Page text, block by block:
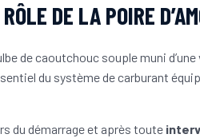
DE LA POIRE
de caoutchouc souple muni
du système de carburant
du démarrage et après toute